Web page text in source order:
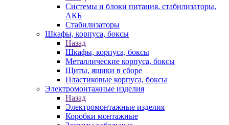
Системы и блоки питания, стабилизаторы,
АКБ
Стабилизаторы
Шкафы, корпуса, боксы
Назад
Шкафы, корпуса, боксы
Металлические корпуса, боксы
Щиты, ящики в сборе
Пластиковые корпуса, боксы
Электромонтажные изделия
Назад
Электромонтажные изделия
Коробки монтажные